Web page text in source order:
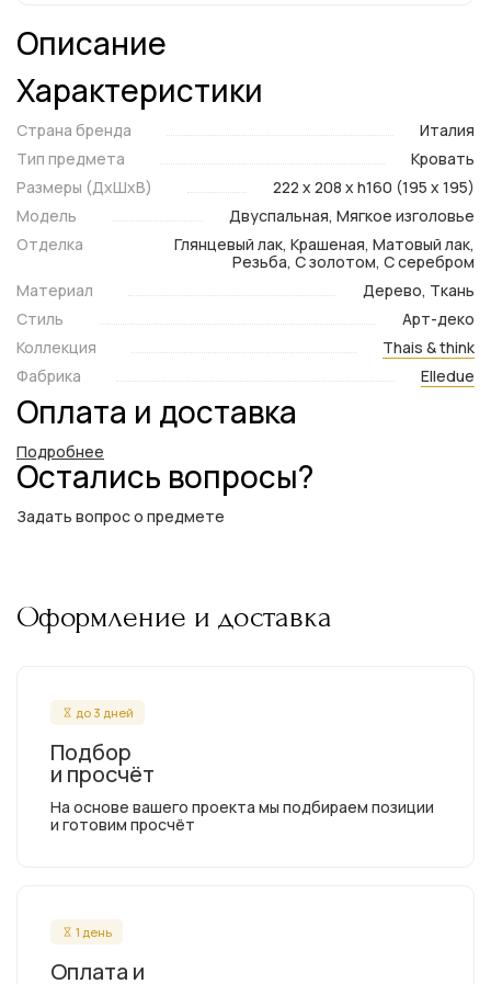
Описание
Характеристики
Страна бренда
Италия
Тип предмета
Кровать
Размеры (ДxШxВ)
222 x 208 x h160 (195 x 195)
Модель
Двуспальная, Мягкое изголовье
Отделка
Глянцевый лак, Крашеная, Матовый лак,
Резьба, С золотом, С серебром
Материал
Дерево, Ткань
Стиль
Арт-деко
Коллекция
Thais & think
Фабрика
Elledue
Оплата и доставка
Подробнее
Остались вопросы?
Задать вопрос о предмете
Оформление и доставка
до 3 дней
Подбор
и просчёт
На основе вашего проекта мы подбираем позиции
и готовим просчёт
1 день
Оплата и